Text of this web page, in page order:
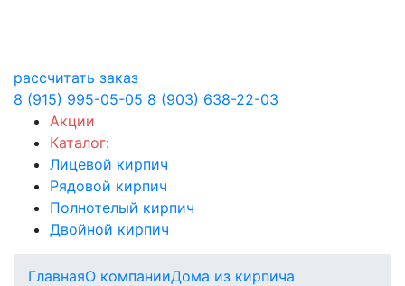
рассчитать заказ
8 (915) 995-05-05 8 (903) 638-22-03
Акции
Каталог:
Лицевой кирпич
Рядовой кирпич
Полнотелый кирпич
Двойной кирпич
ГлавнаяО компанииДома из кирпича